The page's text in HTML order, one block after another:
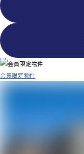
会員限定物件